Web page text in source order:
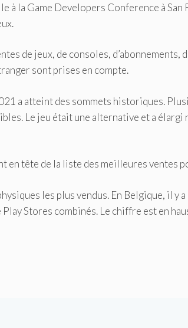
à la Game Developers Conference à San
de jeux, de consoles, d’abonnements,
sont prises en compte.
a atteint des sommets historiques.
Le jeu était une alternative et a élargi
en tête de la liste des meilleures ventes
les plus vendus. En Belgique, il y
Stores combinés. Le chiffre est en